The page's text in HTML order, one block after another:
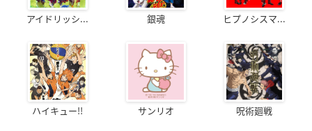
アイドリッシ... 銀魂 ヒプノシスマ...
ハイキュー!! サンリオ 呪術廻戦